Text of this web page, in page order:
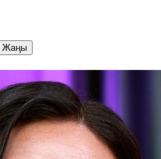
Жаңы